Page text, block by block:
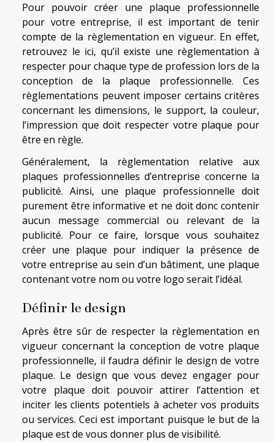
Pour pouvoir créer une plaque professionnelle
pour votre entreprise, il est important de tenir
compte de la règlementation en vigueur. En effet,
retrouvez le ici, qu’il existe une règlementation à
respecter pour chaque type de profession lors de la
conception de la plaque professionnelle. Ces
règlementations peuvent imposer certains critères
concernant les dimensions, le support, la couleur,
l’impression que doit respecter votre plaque pour
être en règle.
Généralement, la règlementation relative aux
plaques professionnelles d’entreprise concerne la
publicité. Ainsi, une plaque professionnelle doit
purement être informative et ne doit donc contenir
aucun message commercial ou relevant de la
publicité. Pour ce faire, lorsque vous souhaitez
créer une plaque pour indiquer la présence de
votre entreprise au sein d’un bâtiment, une plaque
contenant votre nom ou votre logo serait l’idéal.
Définir le design
Après être sûr de respecter la règlementation en
vigueur concernant la conception de votre plaque
professionnelle, il faudra définir le design de votre
plaque. Le design que vous devez engager pour
votre plaque doit pouvoir attirer l’attention et
inciter les clients potentiels à acheter vos produits
ou services. Ceci est important puisque le but de la
plaque est de vous donner plus de visibilité.